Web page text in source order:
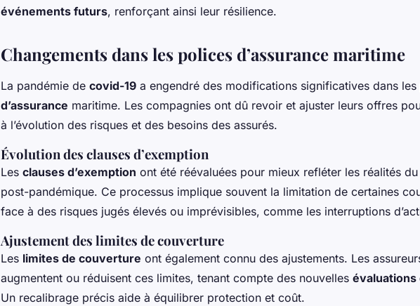
événements futurs, renforçant ainsi leur résilience.
Changements dans les polices d’assurance maritime
La pandémie de covid-19 a engendré des modifications significatives dans les
d’assurance maritime. Les compagnies ont dû revoir et ajuster leurs offres
à l’évolution des risques et des besoins des assurés.
Évolution des clauses d’exemption
Les clauses d’exemption ont été réévaluées pour mieux refléter les réalités
post-pandémique. Ce processus implique souvent la limitation de certaines
face à des risques jugés élevés ou imprévisibles, comme les interruptions
Ajustement des limites de couverture
Les limites de couverture ont également connu des ajustements. Les
augmentent ou réduisent ces limites, tenant compte des nouvelles évaluations
Un recalibrage précis aide à équilibrer protection et coût.